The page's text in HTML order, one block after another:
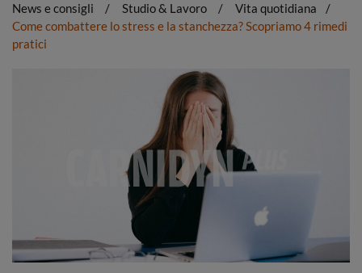
News e consigli Studio & Lavoro
Vita quotidiana
Come combattere lo stress e la stanchezza? Scopriamo 4 rimedi
pratici